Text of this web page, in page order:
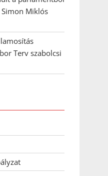
Simon Miklós
Terv szabolcsi